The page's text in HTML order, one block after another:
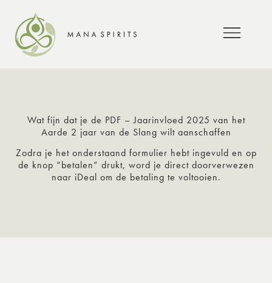
Wat fijn dat je de PDF – Jaarinvloed 2025 van het
Aarde 2 jaar van de Slang wilt aanschaffen
Zodra je het onderstaand formulier hebt ingevuld en op
de knop “betalen” drukt, word je direct doorverwezen
naar iDeal om de betaling te voltooien.